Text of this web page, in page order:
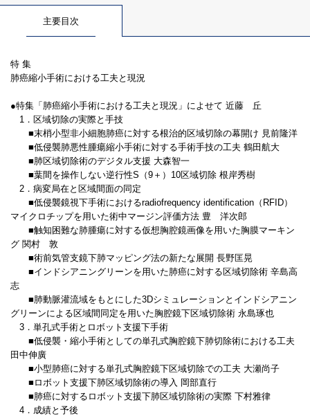
主要目次
特 集
肺癌縮小手術における工夫と現況
●特集「肺癌縮小手術における工夫と現況」によせて 近藤 丘
1．区域切除の実際と手技
■末梢小型非小細胞肺癌に対する根治的区域切除の幕開け 見前隆洋
■低侵襲肺悪性腫瘍縮小手術に対する手術手技の工夫 鶴田航大
■肺区域切除術のデジタル支援 大森智一
■葉間を操作しない逆行性S（9＋）10区域切除 根岸秀樹
2．病変局在と区域間面の同定
■低侵襲鏡視下手術におけるradiofrequency identification（RFID）
マイクロチップを用いた術中マージン評価方法 豊 洋次郎
■触知困難な肺腫瘍に対する仮想胸腔鏡画像を用いた胸膜マーキン
グ 関村 敦
■術前気管支鏡下肺マッピング法の新たな展開 長野匡晃
■インドシアニングリーンを用いた肺癌に対する区域切除術 辛島高
志
■肺動脈灌流域をもとにした3Dシミュレーションとインドシアニン
グリーンによる区域間同定を用いた胸腔鏡下区域切除術 永島琢也
3．単孔式手術とロボット支援下手術
■低侵襲・縮小手術としての単孔式胸腔鏡下肺切除術における工夫
田中伸廣
■小型肺癌に対する単孔式胸腔鏡下区域切除での工夫 大瀬尚子
■ロボット支援下肺区域切除術の導入 岡部直行
■肺癌に対するロボット支援下肺区域切除術の実際 下村雅律
4．成績と予後